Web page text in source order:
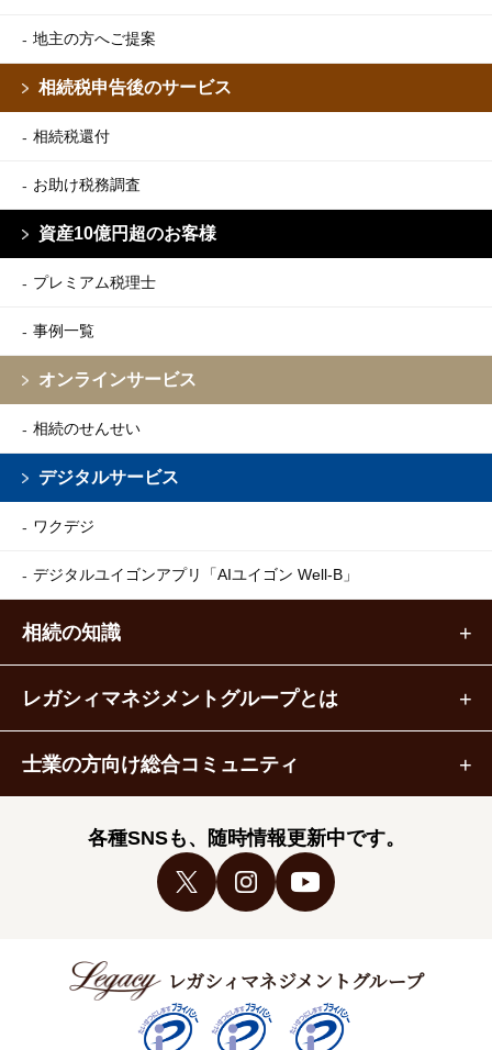
地主の方へご提案
相続税申告後のサービス
相続税還付
お助け税務調査
資産10億円超のお客様
プレミアム税理士
事例一覧
オンラインサービス
相続のせんせい
デジタルサービス
ワクデジ
デジタルユイゴンアプリ 「AIユイゴン Well-B」
相続の知識
レガシィマネジメントグループとは
士業の方向け総合コミュニティ
各種SNSも、随時情報更新中です。
レガシィマネジメントグループ